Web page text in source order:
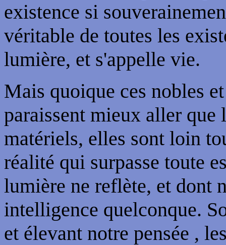
existence si
véritable de toutes les
lumière, et s'appelle vie.
Mais quoique ces nobles
paraissent mieux aller que
matériels, elles sont loin
réalité qui surpasse toute
lumière ne reflète, et dont
intelligence quelconque.
et élevant notre pensée ,